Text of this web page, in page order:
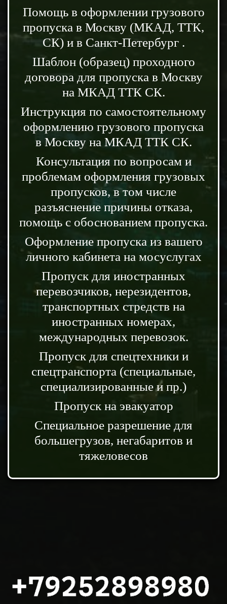
Помощь в оформлении грузового
пропуска в Москву (МКАД, ТТК,
СК) и в Санкт-Петербург .
Шаблон (образец) проходного
договора для пропуска в Москву
на МКАД ТТК СК.
Инструкция по самостоятельному
оформлению грузового пропуска
в Москву на МКАД ТТК СК.
Консультация по вопросам и
проблемам оформления грузовых
пропусков, в том числе
разъяснение причины отказа,
помощь с обоснованием пропуска.
Оформление пропуска из вашего
личного кабинета на мосуслугах
Пропуск для иностранных
перевозчиков, нерезидентов,
транспортных стредств на
иностранных номерах,
международных перевозок.
Пропуск для спецтехники и
спецтранспорта (специальные,
специализированные и пр.)
Пропуск на эвакуатор
Специальное разрешение для
большегрузов, негабаритов и
тяжеловесов